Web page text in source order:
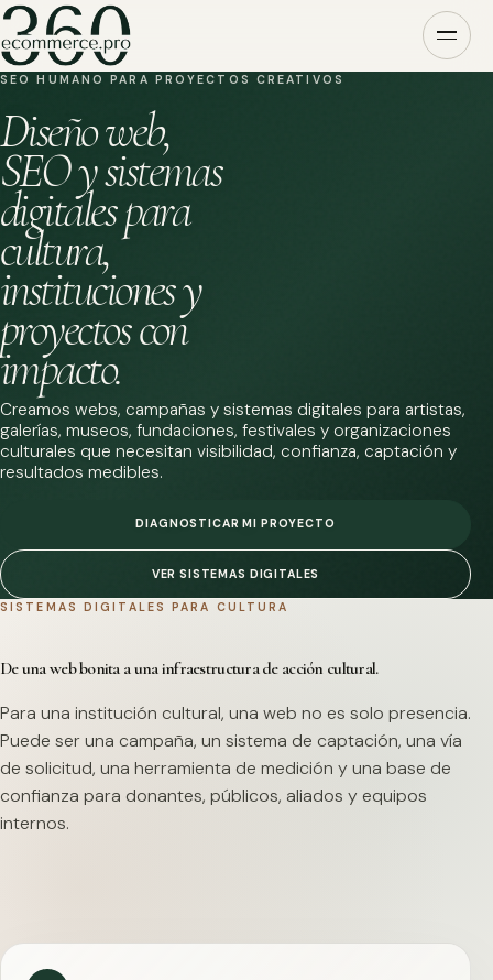
SEO HUMANO PARA PROYECTOS CREATIVOS
Diseño web,
SEO y sistemas
digitales para
cultura,
instituciones y
proyectos con
impacto.
Creamos webs, campañas y sistemas digitales para artistas,
galerías, museos, fundaciones, festivales y organizaciones
culturales que necesitan visibilidad, confianza, captación y
resultados medibles.
DIAGNOSTICAR MI PROYECTO
VER SISTEMAS DIGITALES
SISTEMAS DIGITALES PARA CULTURA
De una web bonita a una infraestructura de acción cultural.
Para una institución cultural, una web no es solo presencia.
Puede ser una campaña, un sistema de captación, una vía
de solicitud, una herramienta de medición y una base de
confianza para donantes, públicos, aliados y equipos
internos.